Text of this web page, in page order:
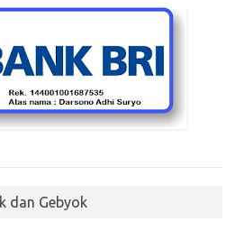
dan Gebyok